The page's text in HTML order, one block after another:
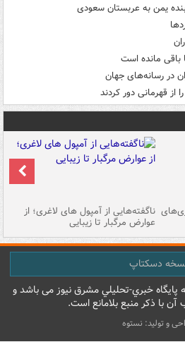
یمن به عربستان سعودی
باقی مانده است
در رسانه‌های جهان
از قهرمانی دور کردند
ناگفته‌هایی از آمپول های لاغری؛ از
عوارض مرگبار تا زیبایی
دسکتاپ
خبري-تحليلي مشرق نيوز می باشد و
آن با ذکر منبع بلامانع است.
و تولید: نستوه